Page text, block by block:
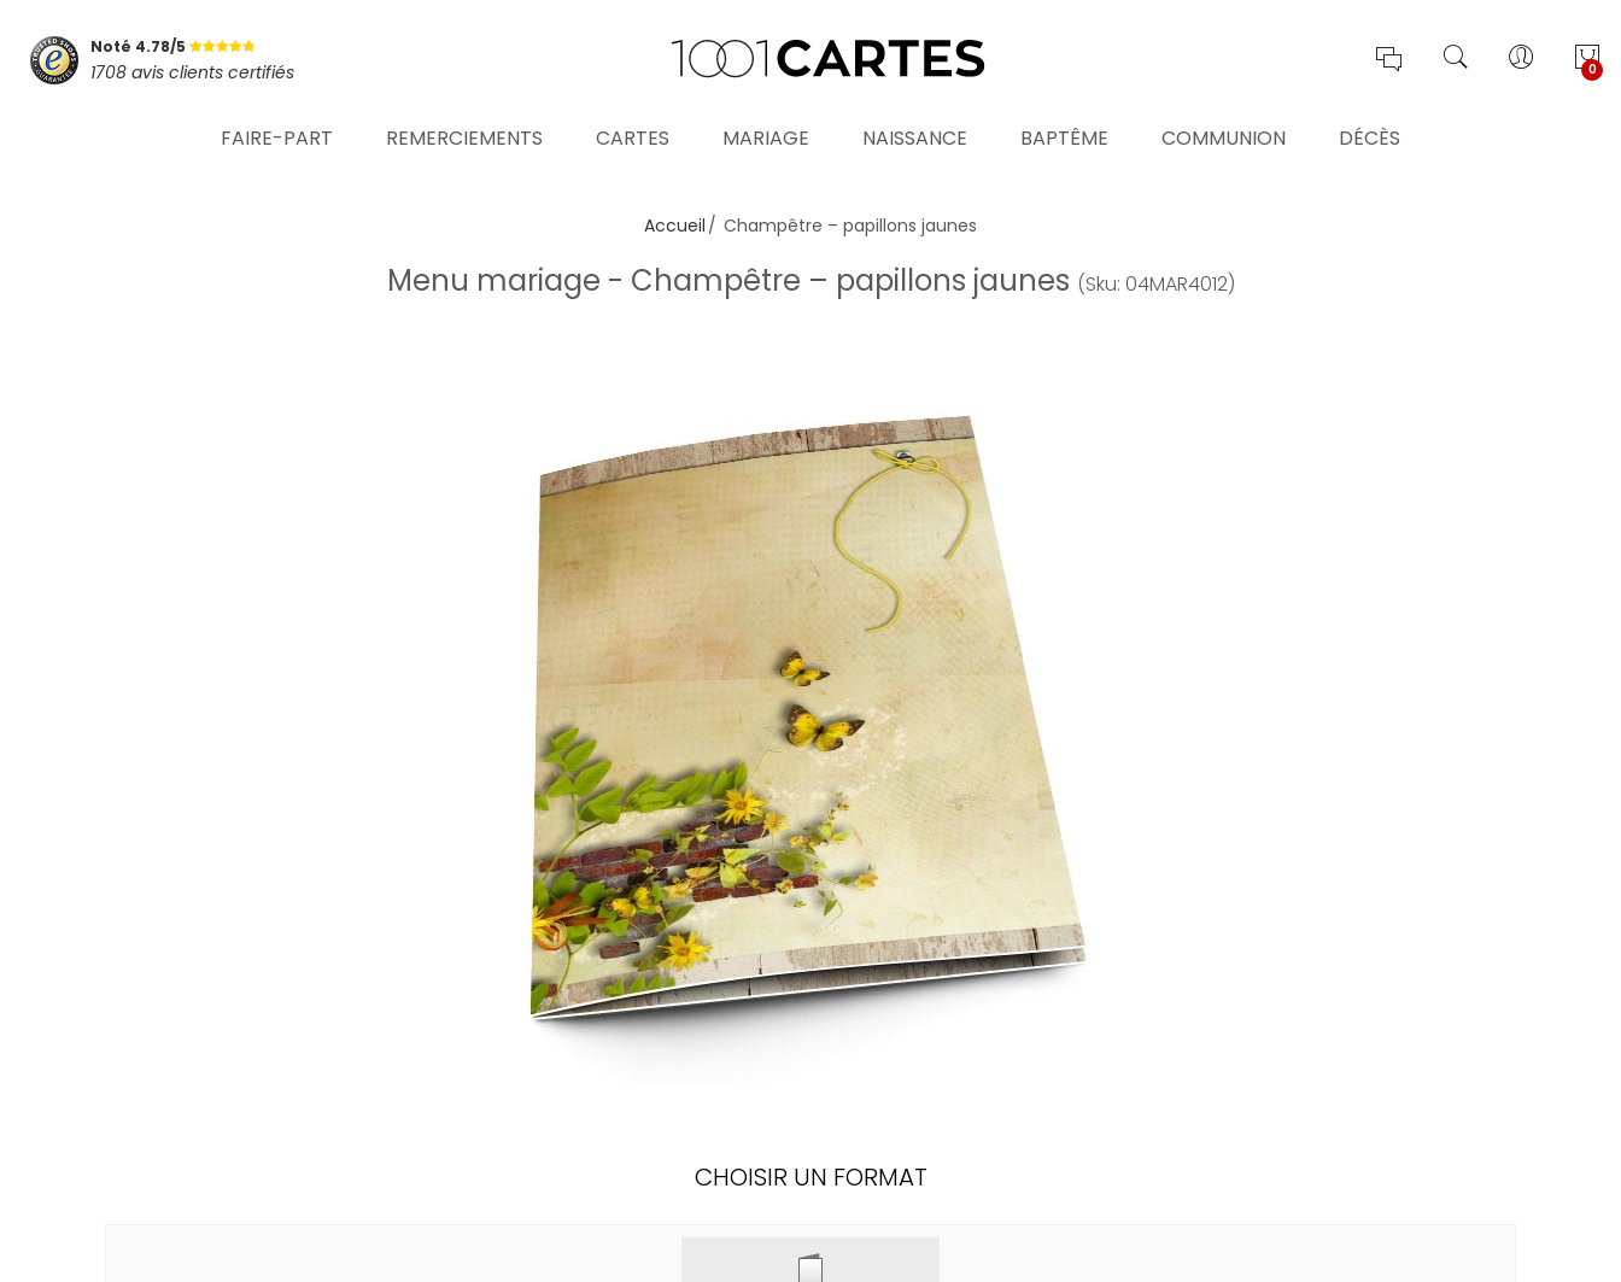
Noté 4.78/5
1708 avis clients certifiés 0
FAIRE-PART REMERCIEMENTS CARTES MARIAGE NAISSANCE BAPTÊME COMMUNION DÉCÈS
Mot de passe oublié ?
SE CONNECTER
Accueil Champêtre – papillons jaunes
Menu mariage - Champêtre – papillons jaunes (Sku: 04MAR4012)
CHOISIR UN FORMAT